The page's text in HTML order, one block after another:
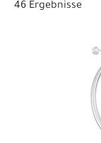
46 Ergebnisse